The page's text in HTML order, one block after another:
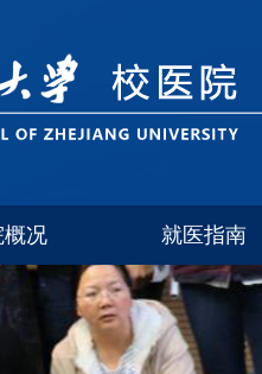
概况
介绍
就医指南
玉泉